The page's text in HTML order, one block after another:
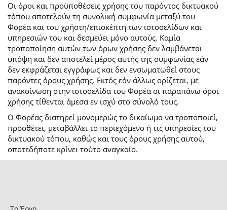
Οι όροι και προϋποθέσεις χρήσης του παρόντος δικτυακού
τόπου αποτελούν τη συνολική συμφωνία μεταξύ του
Φορέα και του χρήστη/επισκέπτη των ιστοσελίδων και
υπηρεσιών του και δεσμεύει μόνο αυτούς. Καμία
τροποποίηση αυτών των όρων χρήσης δεν λαμβάνεται
υπόψη και δεν αποτελεί μέρος αυτής της συμφωνίας εάν
δεν εκφράζεται εγγράφως και δεν ενσωματωθεί στους
παρόντες όρους χρήσης. Εκτός εάν άλλως ορίζεται, με
ανακοίνωση στην ιστοσελίδα του Φορέα οι παραπάνω όροι
χρήσης τίθενται άμεσα εν ισχύ στο σύνολό τους.
Ο Φορέας διατηρεί μονομερώς το δικαίωμα να τροποποιεί,
προσθέτει, μεταβάλλει το περιεχόμενο ή τις υπηρεσίες του
δικτυακού τόπου, καθώς και τους όρους χρήσης αυτού,
οποτεδήποτε κρίνει τούτο αναγκαίο.